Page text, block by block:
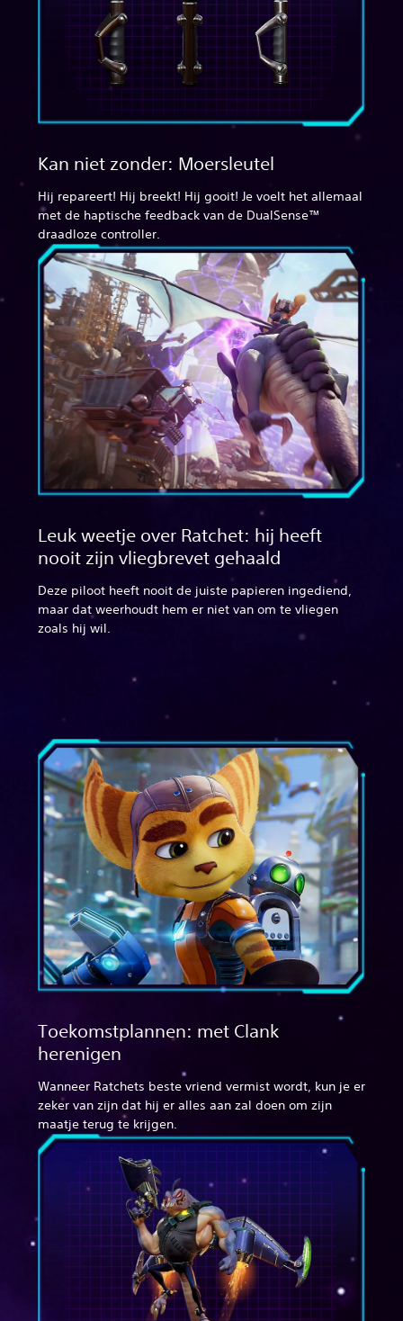
Kan niet zonder: Moersleutel
Hij repareert! Hij breekt! Hij gooit! Je voelt het allemaal
met de haptische feedback van de DualSense™
draadloze controller.
Leuk weetje over Ratchet: hij heeft
nooit zijn vliegbrevet gehaald
Deze piloot heeft nooit de juiste papieren ingediend,
maar dat weerhoudt hem er niet van om te vliegen
zoals hij wil.
Toekomstplannen: met Clank
herenigen
Wanneer Ratchets beste vriend vermist wordt, kun je er
zeker van zijn dat hij er alles aan zal doen om zijn
maatje terug te krijgen.